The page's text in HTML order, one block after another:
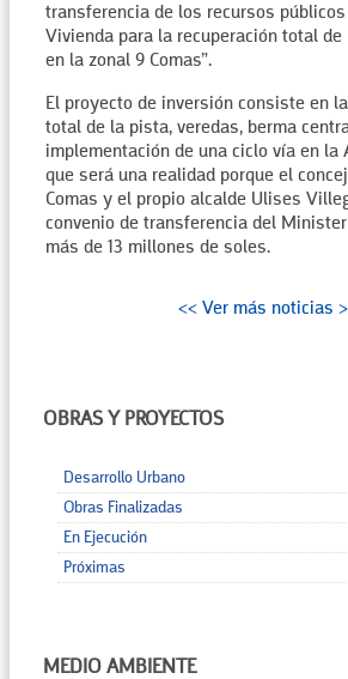
transferencia de los recursos
Vivienda para la recuperación total de
en la zonal 9 Comas”.
El proyecto de inversión consiste en
total de la pista, veredas, berma
implementación de una ciclo vía en la
que será una realidad porque el
Comas y el propio alcalde Ulises
convenio de transferencia del
más de 13 millones de soles.
<< Ver más noticias
OBRAS Y PROYECTOS
Desarrollo Urbano
Obras Finalizadas
En Ejecución
Próximas
MEDIO AMBIENTE